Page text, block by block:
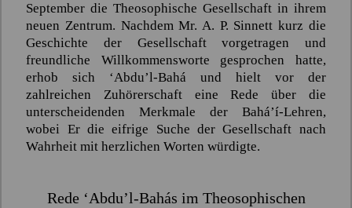
September die Theosophische Gesellschaft in ihrem
neuen Zentrum. Nachdem Mr. A. P. Sinnett kurz die
Geschichte der Gesellschaft vorgetragen und
freundliche Willkommensworte gesprochen hatte,
erhob sich ‘Abdu’l-Bahá und hielt vor der
zahlreichen Zuhörerschaft eine Rede über die
unterscheidenden Merkmale der Bahá’í-Lehren,
wobei Er die eifrige Suche der Gesellschaft nach
Wahrheit mit herzlichen Worten würdigte.
Rede ‘Abdu’l-Bahás im Theosophischen